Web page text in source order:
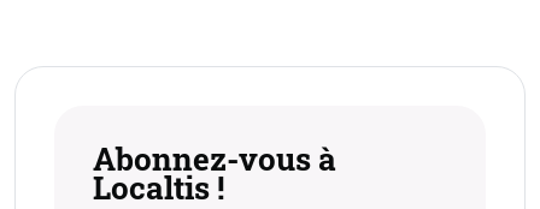
Abonnez-vous à
Localtis !